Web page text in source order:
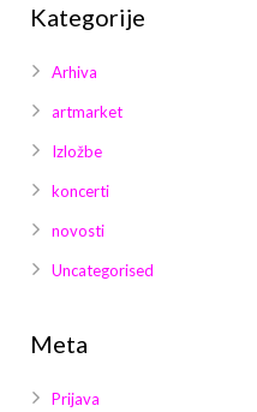
Kategorije
Arhiva
artmarket
Izložbe
koncerti
novosti
Uncategorised
Meta
Prijava